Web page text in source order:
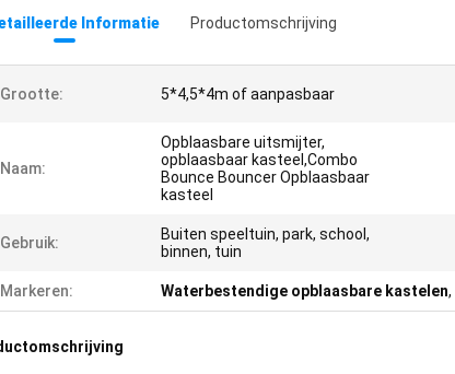
Informatie Productomschrijving
Grootte: 5*4,5*4m of aanpasbaar
Naam:
Opblaasbare uitsmijter,
opblaasbaar kasteel,Combo
Bounce Bouncer Opblaasbaar
kasteel
Gebruik:
Buiten speeltuin, park, school,
binnen, tuin
Markeren: Waterbestendige opblaasbare kastelen,